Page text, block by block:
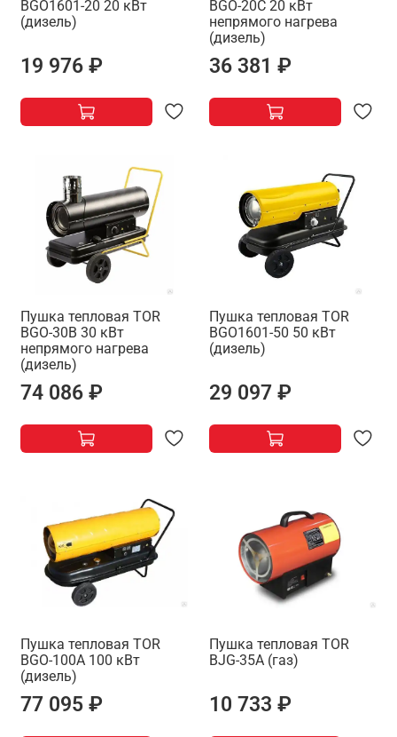
BGO1601-20 20 кВт
(дизель)
19 976 ₽
BGO-20C 20 кВт
непрямого нагрева
(дизель)
36 381 ₽
Пушка тепловая TOR
BGO-30B 30 кВт
непрямого нагрева
(дизель)
74 086 ₽
Пушка тепловая TOR
BGO1601-50 50 кВт
(дизель)
29 097 ₽
Пушка тепловая TOR
BGO-100A 100 кВт
(дизель)
77 095 ₽
Пушка тепловая TOR
BJG-35A (газ)
10 733 ₽